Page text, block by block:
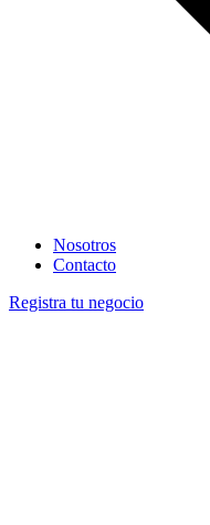
Nosotros
Contacto
Registra tu negocio